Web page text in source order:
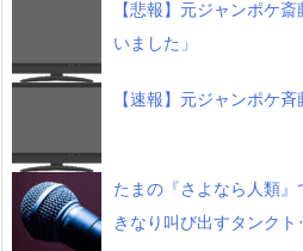
【悲報】元ジャンポケ
いました」
【速報】元ジャンポケ
たまの『さよなら人類
きなり叫び出すタンクト